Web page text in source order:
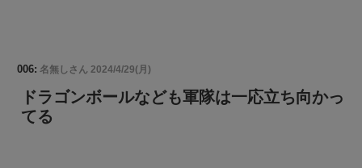
006: 名無しさん 2024/4/29(月)
ドラゴンボールなども軍隊は一応立ち向かっ
てる